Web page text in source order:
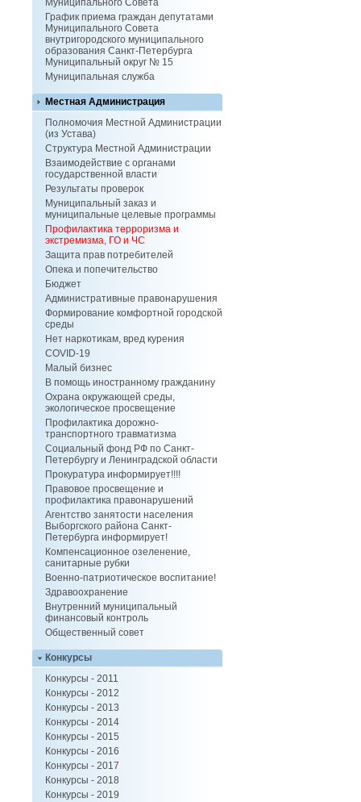
Муниципального Совета
График приема граждан депутатами
Муниципального Совета
внутригородского муниципального
образования Санкт-Петербурга
Муниципальный округ № 15
Муниципальная служба
Местная Администрация
Полномочия Местной Администрации
(из Устава)
Структура Местной Администрации
Взаимодействие с органами
государственной власти
Результаты проверок
Муниципальный заказ и
муниципальные целевые программы
Профилактика терроризма и
экстремизма, ГО и ЧС
Защита прав потребителей
Опека и попечительство
Бюджет
Административные правонарушения
Формирование комфортной городской
среды
Нет наркотикам, вред курения
COVID-19
Малый бизнес
В помощь иностранному гражданину
Охрана окружающей среды,
экологическое просвещение
Профилактика дорожно-
транспортного травматизма
Социальный фонд РФ по Санкт-
Петербургу и Ленинградской области
Прокуратура информирует!!!!
Правовое просвещение и
профилактика правонарушений
Агентство занятости населения
Выборгского района Санкт-
Петербурга информирует!
Компенсационное озеленение,
санитарные рубки
Военно-патриотическое воспитание!
Здравоохранение
Внутренний муниципальный
финансовый контроль
Общественный совет
Конкурсы
Конкурсы - 2011
Конкурсы - 2012
Конкурсы - 2013
Конкурсы - 2014
Конкурсы - 2015
Конкурсы - 2016
Конкурсы - 2017
Конкурсы - 2018
Конкурсы - 2019